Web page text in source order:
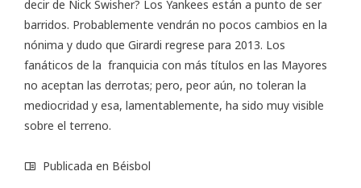
decir de Nick Swisher? Los Yankees están a punto de ser
barridos. Probablemente vendrán no pocos cambios en la
nónima y dudo que Girardi regrese para 2013. Los
fanáticos de la franquicia con más títulos en las Mayores
no aceptan las derrotas; pero, peor aún, no toleran la
mediocridad y esa, lamentablemente, ha sido muy visible
sobre el terreno.
Publicada en Béisbol